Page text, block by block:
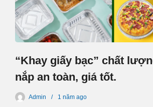
“Khay giấy bạc” chất
nắp an toàn, giá tốt.
Admin 1 năm ago